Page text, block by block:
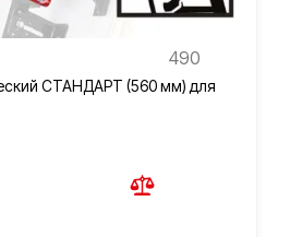
490
СТАНДАРТ (560 мм) для